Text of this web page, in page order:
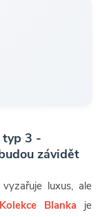
typ 3 -
závidět
luxus, ale
Kolekce Blanka je